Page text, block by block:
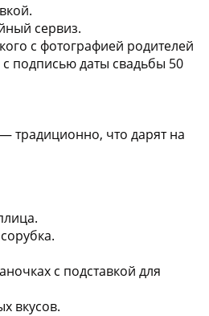
сервиз.
с фотографией родителей
с подписью даты свадьбы 50
традиционно, что дарят на
с подставкой для
вкусов.